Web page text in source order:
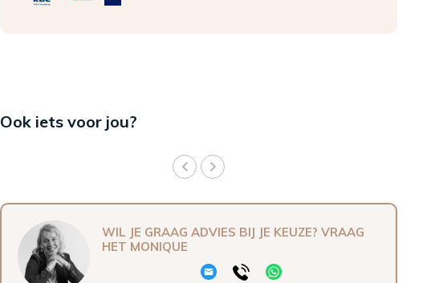
Ook iets voor jou?
WIL JE GRAAG ADVIES BIJ JE KEUZE? VRAAG
HET MONIQUE